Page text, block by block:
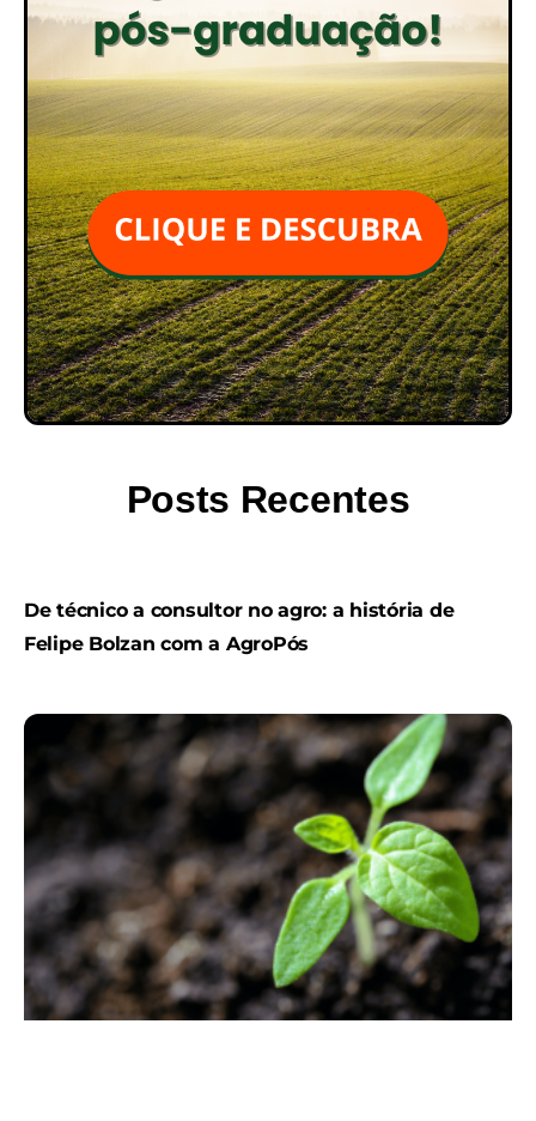
Posts Recentes
De técnico a consultor no agro: a história de
Felipe Bolzan com a AgroPós